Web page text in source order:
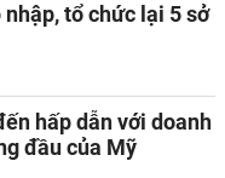
tổ chức lại 5 sở
hấp dẫn với doanh
đầu của Mỹ